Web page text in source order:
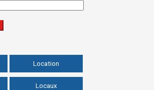
Location
Locaux